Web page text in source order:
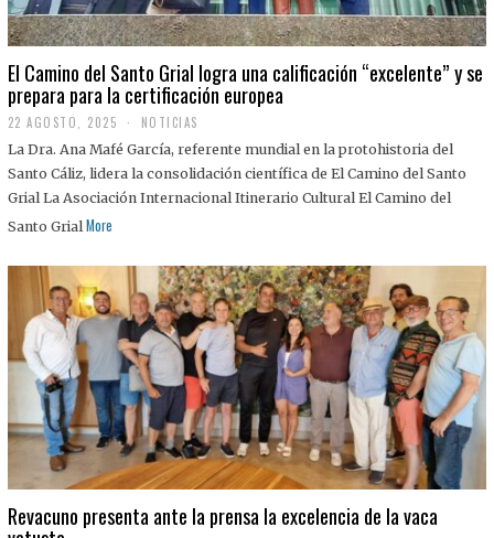
El Camino del Santo Grial logra una calificación “excelente” y se
prepara para la certificación europea
22 AGOSTO, 2025
2
A
G
O
S
2
5
NOTICIAS
La Dra. Ana Mafé García, referente mundial en la protohistoria del
Santo Cáliz, lidera la consolidación científica de El Camino del Santo
Grial La Asociación Internacional Itinerario Cultural El Camino del
Santo Grial More
Revacuno presenta ante la prensa la excelencia de la vaca